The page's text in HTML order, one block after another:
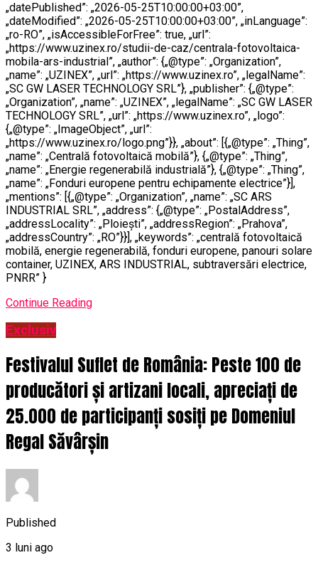
„datePublished”: „2026-05-25T10:00:00+03:00”,
„dateModified”: „2026-05-25T10:00:00+03:00”, „inLanguage”:
„ro-RO”, „isAccessibleForFree”: true, „url”:
„https://www.uzinex.ro/studii-de-caz/centrala-fotovoltaica-
mobila-ars-industrial”, „author”: {„@type”: „Organization”,
„name”: „UZINEX”, „url”: „https://www.uzinex.ro”, „legalName”:
„SC GW LASER TECHNOLOGY SRL”}, „publisher”: {„@type”:
„Organization”, „name”: „UZINEX”, „legalName”: „SC GW LASER
TECHNOLOGY SRL”, „url”: „https://www.uzinex.ro”, „logo”:
{„@type”: „ImageObject”, „url”:
„https://www.uzinex.ro/logo.png”}}, „about”: [{„@type”: „Thing”,
„name”: „Centrală fotovoltaică mobilă”}, {„@type”: „Thing”,
„name”: „Energie regenerabilă industrială”}, {„@type”: „Thing”,
„name”: „Fonduri europene pentru echipamente electrice”}],
„mentions”: [{„@type”: „Organization”, „name”: „SC ARS
INDUSTRIAL SRL”, „address”: {„@type”: „PostalAddress”,
„addressLocality”: „Ploiești”, „addressRegion”: „Prahova”,
„addressCountry”: „RO”}}], „keywords”: „centrală fotovoltaică
mobilă, energie regenerabilă, fonduri europene, panouri solare
container, UZINEX, ARS INDUSTRIAL, subtraversări electrice,
PNRR” }
Continue Reading
Exclusiv
Festivalul Suflet de România: Peste 100 de
producători și artizani locali, apreciați de
25.000 de participanți sosiți pe Domeniul
Regal Săvârșin
Published
3 luni ago